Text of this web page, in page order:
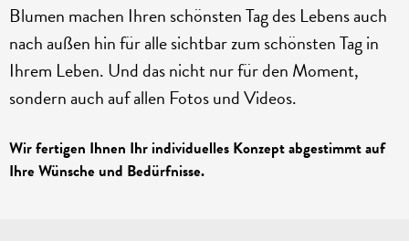
Blumen machen Ihren schönsten Tag des Lebens auch
nach außen hin für alle sichtbar zum schönsten Tag in
Ihrem Leben. Und das nicht nur für den Moment,
sondern auch auf allen Fotos und Videos.
Wir fertigen Ihnen Ihr individuelles Konzept abgestimmt auf
Ihre Wünsche und Bedürfnisse.